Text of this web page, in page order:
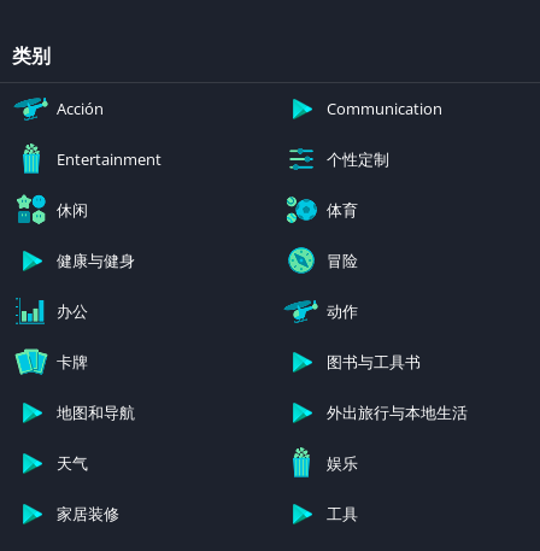
类别
Acción Communication
Entertainment 个性定制
休闲 体育
健康与健身 冒险
办公 动作
卡牌 图书与工具书
地图和导航 外出旅行与本地生活
天气 娱乐
家居装修 工具